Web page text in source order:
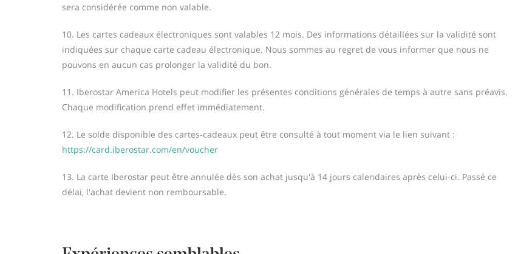
sera considérée comme non valable.
10. Les cartes cadeaux électroniques sont valables 12 mois. Des informations détaillées sur la validité sont
indiquées sur chaque carte cadeau électronique. Nous sommes au regret de vous informer que nous ne
pouvons en aucun cas prolonger la validité du bon.
11. Iberostar America Hotels peut modifier les présentes conditions générales de temps à autre sans préavis.
Chaque modification prend effet immédiatement.
12. Le solde disponible des cartes-cadeaux peut être consulté à tout moment via le lien suivant :
https://card.iberostar.com/en/voucher
13. La carte Iberostar peut être annulée dès son achat jusqu'à 14 jours calendaires après celui-ci. Passé ce
délai, l'achat devient non remboursable.